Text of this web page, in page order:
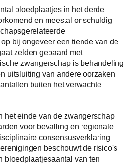
bloedplaatjes in het derde
en meestal onschuldig
bij ongeveer een tiende van de
zelden gepaard met
zwangerschap is behandeling
uitsluiting van andere oorzaken
buiten het verwachte
het einde van de zwangerschap
voor bevalling en regionale
consensusverklaring
beschouwt de risico's
bloedplaatjesaantal van ten